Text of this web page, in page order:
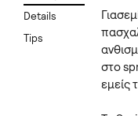
Details
Tips
στο
εμείς